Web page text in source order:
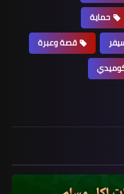
حماية
قصة وعبرة